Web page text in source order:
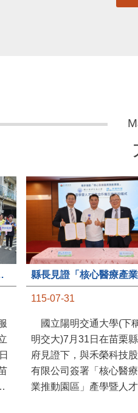
祥里揭牌
115-07-31
國立陽明交通大學(下
明交大)7月31日在苗栗
府見證下，與禾榮科技
有限公司簽署「核心醫
業推動園區」產學暨人